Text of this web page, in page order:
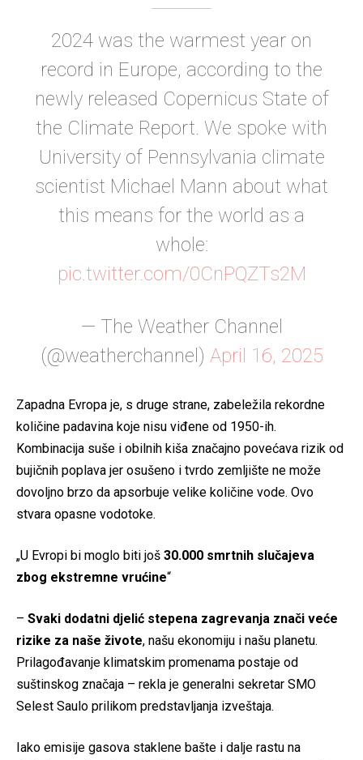
2024 was the warmest year on
record in Europe, according to the
newly released Copernicus State of
the Climate Report. We spoke with
University of Pennsylvania climate
scientist Michael Mann about what
this means for the world as a
whole:
pic.twitter.com/0CnPQZTs2M
— The Weather Channel
(@weatherchannel) April 16, 2025
Zapadna Evropa je, s druge strane, zabeležila rekordne
količine padavina koje nisu viđene od 1950-ih.
Kombinacija suše i obilnih kiša značajno povećava rizik od
bujičnih poplava jer osušeno i tvrdo zemljište ne može
dovoljno brzo da apsorbuje velike količine vode. Ovo
stvara opasne vodotoke.
„U Evropi bi moglo biti još 30.000 smrtnih slučajeva
zbog ekstremne vrućine“
– Svaki dodatni djelić stepena zagrevanja znači veće
rizike za naše živote, našu ekonomiju i našu planetu.
Prilagođavanje klimatskim promenama postaje od
suštinskog značaja – rekla je generalni sekretar SMO
Selest Saulo prilikom predstavljanja izveštaja.
Iako emisije gasova staklene bašte i dalje rastu na